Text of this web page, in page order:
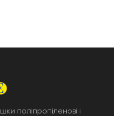
поліпропіленові і